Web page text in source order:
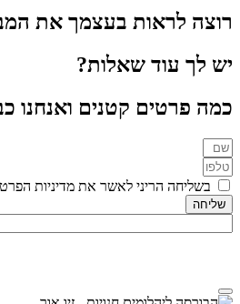
רוצה לראות בעצמך את
יש לך עוד שאלות?
כמה פרטים קטנים ואנחנו
בשליחה הריני לאשר את מדיניות
שליחה